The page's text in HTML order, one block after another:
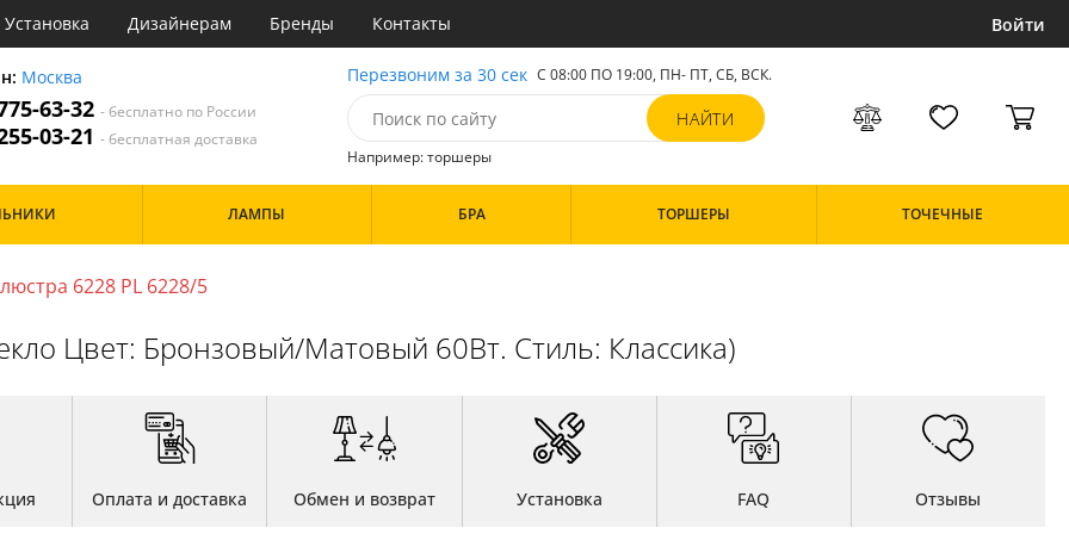
Установка Дизайнерам Бренды Контакты Войти
Москва
63-32- бесплатно по России
03-21- бесплатная доставка
Перезвоним за 30 сек С 08:00 ПО 19:00, ПН- ПТ, СБ, ВСК.
Например: торшеры
Золото
Дизайн/Форма
Шары
ЛАМПЫ БРА ТОРШЕРЫ ТОЧЕЧНЫЕ
6228 PL 6228/5
Цвет: Бронзовый/Матовый 60Вт. Стиль: Классика)
Оплата и доставка Обмен и возврат Установка FAQ Отзывы